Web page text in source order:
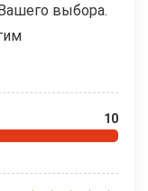
выбора.
10